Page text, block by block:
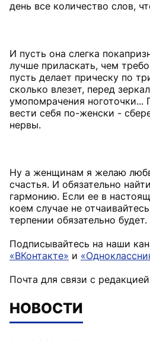
день все количество слов,
И пусть она слегка
лучше приласкать, чем
пусть делает прическу по
сколько влезет, перед
умопомрачения
вести себя по-женски -
нервы.
Ну а женщинам я желаю
счастья. И обязательно
гармонию. Если ее в
коем случае не
терпении обязательно будет.
Подписывайтесь на наши
«ВКонтакте» и
Почта для связи с
НОВОСТИ